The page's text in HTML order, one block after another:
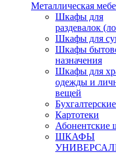
Металлическая
Шкафы для
раздевалок
Шкафы для
Шкафы
назначения
Шкафы для
одежды и
вещей
Картотеки
Абонентские
ШКАФЫ